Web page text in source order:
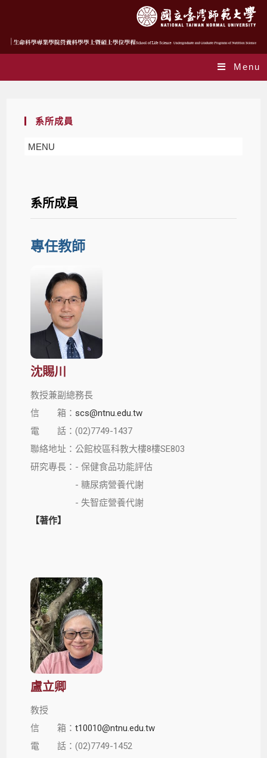
Menu
系所成員
MENU
系所成員
專任教師
沈賜川
教授兼副總務長
信 箱：scs@ntnu.edu.tw
電 話：(02)7749-1437
聯絡地址：公館校區科教大樓8樓SE803
研究專長：- 保健食品功能評估
- 糖尿病營養代謝
- 失智症營養代謝
【著作】
盧立卿
教授
信 箱：t10010@ntnu.edu.tw
電 話：(02)7749-1452